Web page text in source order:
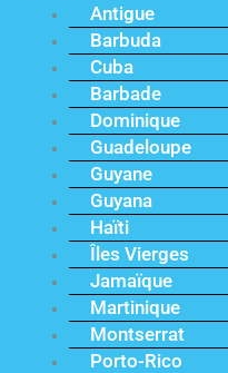
Antigue
Barbuda
Cuba
Barbade
Dominique
Guadeloupe
Guyane
Guyana
Haïti
Îles Vierges
Jamaïque
Martinique
Montserrat
Porto-Rico